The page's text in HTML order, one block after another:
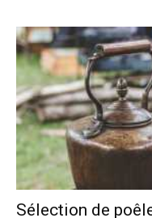
Sélection de